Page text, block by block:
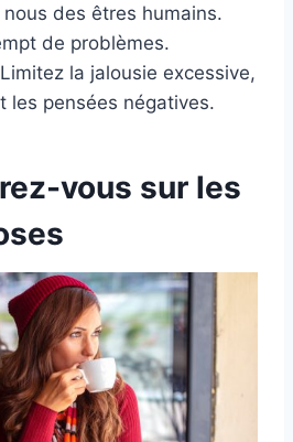
nous des êtres humains.
de problèmes.
la jalousie excessive,
les pensées négatives.
vous sur les